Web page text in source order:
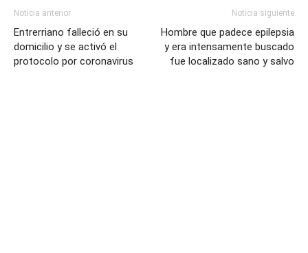
Noticia anterior
Entrerriano falleció en su
domicilio y se activó el
protocolo por coronavirus
Noticia siguiente
Hombre que padece epilepsia
y era intensamente buscado
fue localizado sano y salvo